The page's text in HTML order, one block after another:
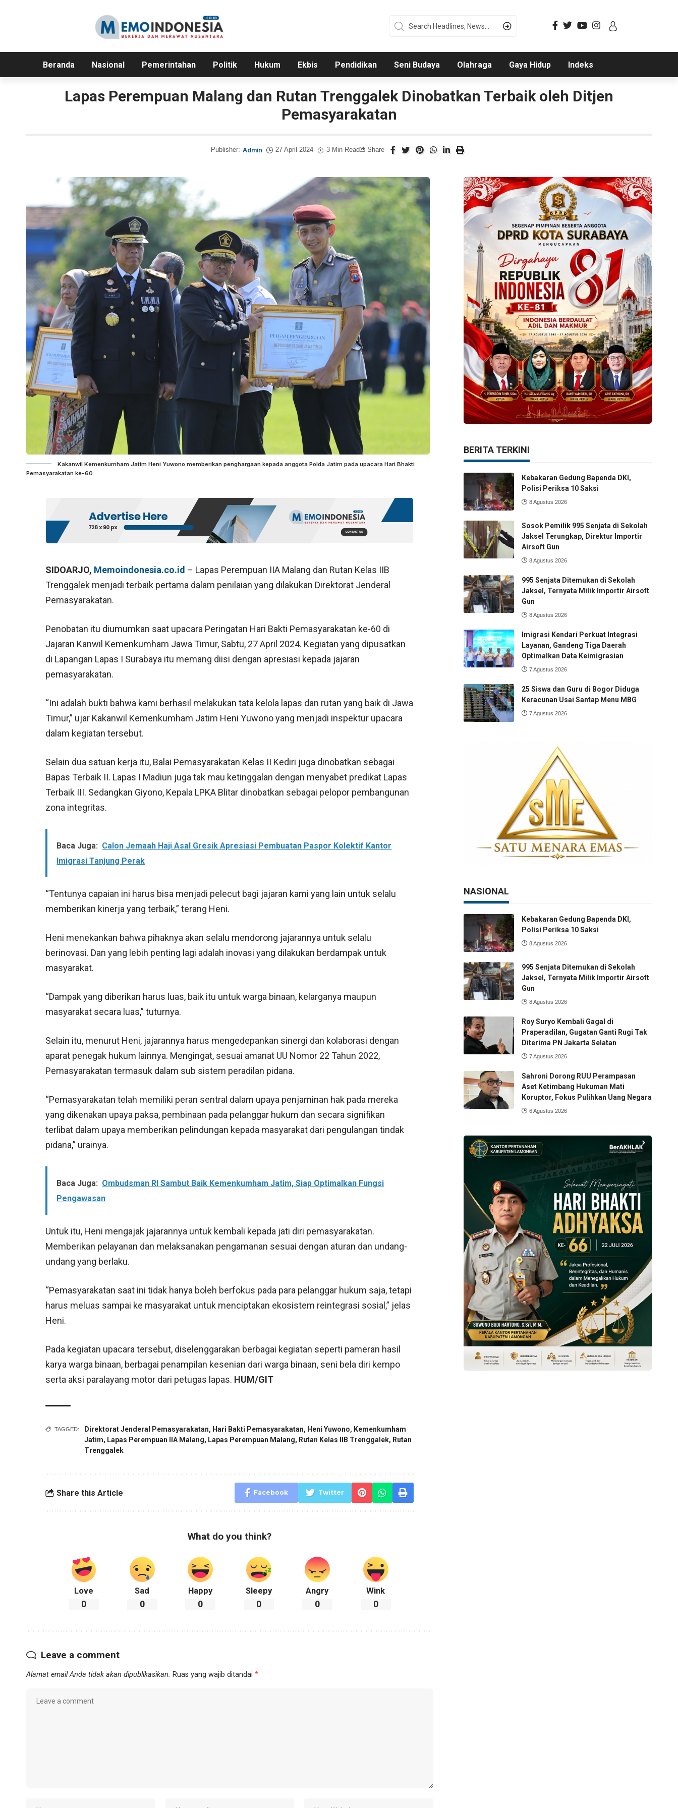
Beranda Nasional Pemerintahan Politik Hukum Ekbis Pendidikan Seni Budaya Olahraga Gaya Hidup Indeks
Lapas Perempuan Malang dan Rutan Trenggalek Dinobatkan Terbaik oleh Ditjen
Pemasyarakatan
Publisher: Admin 27 April 2024 3 Min Read Share
Kakanwil Kemenkumham Jatim Heni Yuwono memberikan penghargaan kepada anggota Polda Jatim pada upacara Hari Bhakti
Pemasyarakatan ke-60
SIDOARJO, Memoindonesia.co.id – Lapas Perempuan IIA Malang dan Rutan Kelas IIB
Trenggalek menjadi terbaik pertama dalam penilaian yang dilakukan Direktorat Jenderal
Pemasyarakatan.
Penobatan itu diumumkan saat upacara Peringatan Hari Bakti Pemasyarakatan ke-60 di
Jajaran Kanwil Kemenkumham Jawa Timur, Sabtu, 27 April 2024. Kegiatan yang dipusatkan
di Lapangan Lapas I Surabaya itu memang diisi dengan apresiasi kepada jajaran
pemasyarakatan.
“Ini adalah bukti bahwa kami berhasil melakukan tata kelola lapas dan rutan yang baik di Jawa
Timur,” ujar Kakanwil Kemenkumham Jatim Heni Yuwono yang menjadi inspektur upacara
dalam kegiatan tersebut.
Selain dua satuan kerja itu, Balai Pemasyarakatan Kelas II Kediri juga dinobatkan sebagai
Bapas Terbaik II. Lapas I Madiun juga tak mau ketinggalan dengan menyabet predikat Lapas
Terbaik III. Sedangkan Giyono, Kepala LPKA Blitar dinobatkan sebagai pelopor pembangunan
zona integritas.
Baca Juga: Calon Jemaah Haji Asal Gresik Apresiasi Pembuatan Paspor Kolektif Kantor
Imigrasi Tanjung Perak
“Tentunya capaian ini harus bisa menjadi pelecut bagi jajaran kami yang lain untuk selalu
memberikan kinerja yang terbaik,” terang Heni.
Heni menekankan bahwa pihaknya akan selalu mendorong jajarannya untuk selalu
berinovasi. Dan yang lebih penting lagi adalah inovasi yang dilakukan berdampak untuk
masyarakat.
“Dampak yang diberikan harus luas, baik itu untuk warga binaan, kelarganya maupun
masyarakat secara luas,” tuturnya.
Selain itu, menurut Heni, jajarannya harus mengedepankan sinergi dan kolaborasi dengan
aparat penegak hukum lainnya. Mengingat, sesuai amanat UU Nomor 22 Tahun 2022,
Pemasyarakatan termasuk dalam sub sistem peradilan pidana.
“Pemasyarakatan telah memiliki peran sentral dalam upaya penjaminan hak pada mereka
yang dikenakan upaya paksa, pembinaan pada pelanggar hukum dan secara signifikan
terlibat dalam upaya memberikan pelindungan kepada masyarakat dari pengulangan tindak
pidana,” urainya.
Baca Juga: Ombudsman RI Sambut Baik Kemenkumham Jatim, Siap Optimalkan Fungsi
Pengawasan
Untuk itu, Heni mengajak jajarannya untuk kembali kepada jati diri pemasyarakatan.
Memberikan pelayanan dan melaksanakan pengamanan sesuai dengan aturan dan undang-
undang yang berlaku.
“Pemasyarakatan saat ini tidak hanya boleh berfokus pada para pelanggar hukum saja, tetapi
harus meluas sampai ke masyarakat untuk menciptakan ekosistem reintegrasi sosial,” jelas
Heni.
Pada kegiatan upacara tersebut, diselenggarakan berbagai kegiatan seperti pameran hasil
karya warga binaan, berbagai penampilan kesenian dari warga binaan, seni bela diri kempo
serta aksi paralayang motor dari petugas lapas. HUM/GIT
TAGGED: Direktorat Jenderal Pemasyarakatan, Hari Bakti Pemasyarakatan, Heni Yuwono, Kemenkumham
Jatim, Lapas Perempuan IIA Malang, Lapas Perempuan Malang, Rutan Kelas IIB Trenggalek, Rutan
Trenggalek
Share this Article Facebook Twitter
What do you think?
Love
0
Sad
0
Happy
0
Sleepy
0
Angry
0
Wink
0
Leave a comment
Alamat email Anda tidak akan dipublikasikan. Ruas yang wajib ditandai *
BERITA TERKINI
Kebakaran Gedung Bapenda DKI,
Polisi Periksa 10 Saksi
8 Agustus 2026
Sosok Pemilik 995 Senjata di Sekolah
Jaksel Terungkap, Direktur Importir
Airsoft Gun
8 Agustus 2026
995 Senjata Ditemukan di Sekolah
Jaksel, Ternyata Milik Importir Airsoft
Gun
8 Agustus 2026
Imigrasi Kendari Perkuat Integrasi
Layanan, Gandeng Tiga Daerah
Optimalkan Data Keimigrasian
7 Agustus 2026
25 Siswa dan Guru di Bogor Diduga
Keracunan Usai Santap Menu MBG
7 Agustus 2026
NASIONAL
Kebakaran Gedung Bapenda DKI,
Polisi Periksa 10 Saksi
8 Agustus 2026
995 Senjata Ditemukan di Sekolah
Jaksel, Ternyata Milik Importir Airsoft
Gun
8 Agustus 2026
Roy Suryo Kembali Gagal di
Praperadilan, Gugatan Ganti Rugi Tak
Diterima PN Jakarta Selatan
7 Agustus 2026
Sahroni Dorong RUU Perampasan
Aset Ketimbang Hukuman Mati
Koruptor, Fokus Pulihkan Uang Negara
6 Agustus 2026